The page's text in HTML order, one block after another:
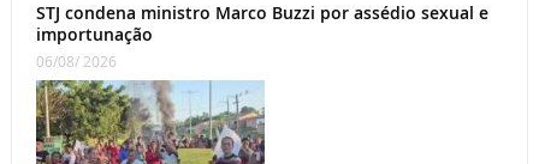
STJ condena ministro Marco Buzzi por assédio sexual e
importunação
06/08/ 2026